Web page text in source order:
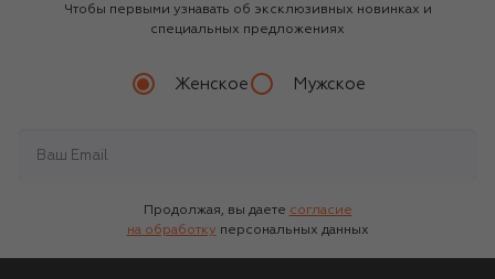
Чтобы первыми узнавать об эксклюзивных новинках и
специальных предложениях
Женское Мужское
Продолжая, вы даете согласие
на обработку персональных данных